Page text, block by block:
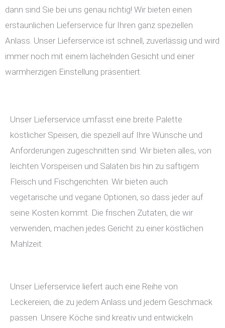
dann sind Sie bei uns genau richtig! Wir bieten einen
erstaunlichen Lieferservice für Ihren ganz speziellen
Anlass. Unser Lieferservice ist schnell, zuverlässig und wird
immer noch mit einem lächelnden Gesicht und einer
warmherzigen Einstellung präsentiert.
Unser Lieferservice umfasst eine breite Palette
köstlicher Speisen, die speziell auf Ihre Wünsche und
Anforderungen zugeschnitten sind. Wir bieten alles, von
leichten Vorspeisen und Salaten bis hin zu saftigem
Fleisch und Fischgerichten. Wir bieten auch
vegetarische und vegane Optionen, so dass jeder auf
seine Kosten kommt. Die frischen Zutaten, die wir
verwenden, machen jedes Gericht zu einer köstlichen
Mahlzeit.
Unser Lieferservice liefert auch eine Reihe von
Leckereien, die zu jedem Anlass und jedem Geschmack
passen. Unsere Köche sind kreativ und entwickeln